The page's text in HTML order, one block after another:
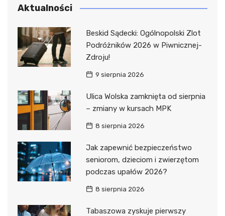
Aktualności
Beskid Sądecki: Ogólnopolski Zlot
Podróżników 2026 w Piwnicznej-
Zdroju!
9 sierpnia 2026
Ulica Wolska zamknięta od sierpnia
– zmiany w kursach MPK
8 sierpnia 2026
Jak zapewnić bezpieczeństwo
seniorom, dzieciom i zwierzętom
podczas upałów 2026?
8 sierpnia 2026
Tabaszowa zyskuje pierwszy